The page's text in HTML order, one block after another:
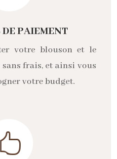
PAIEMENT
votre blouson et le
sans frais, et ainsi vous
votre budget.